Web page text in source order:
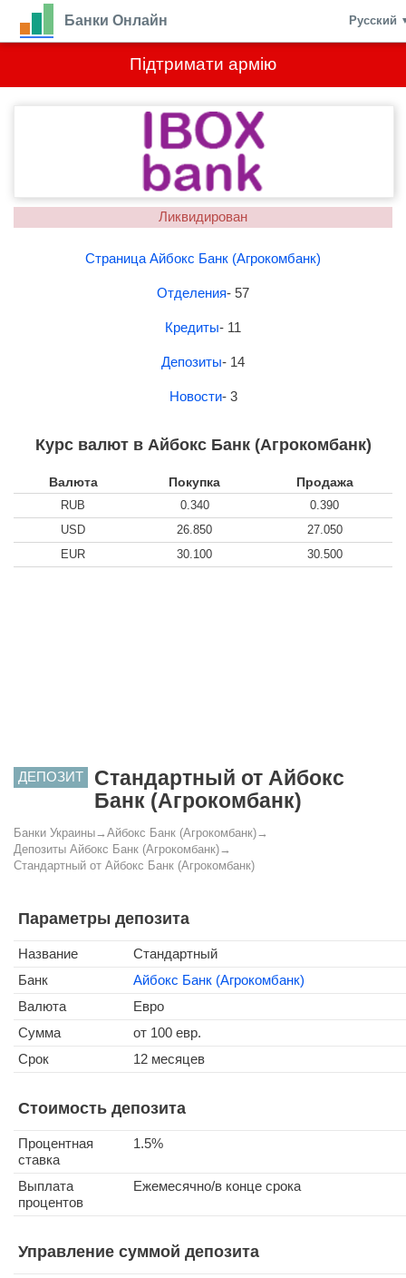
Підтримати армію
Банки Онлайн Русский
Ликвидирован
Страница Айбокс Банк (Агрокомбанк)
Отделения- 57
Кредиты- 11
Депозиты- 14
Новости- 3
Курс валют в Айбокс Банк (Агрокомбанк)
Валюта Покупка Продажа
RUB 0.340
0.390
USD
26.850
27.050
EUR
30.100 30.500
ДЕПОЗИТ
Стандартный от Айбокс
Банк (Агрокомбанк)
Банки Украины→ Айбокс Банк (Агрокомбанк)→
Депозиты Айбокс Банк (Агрокомбанк)→
Стандартный от Айбокс Банк (Агрокомбанк)
Параметры депозита
Название
Стандартный
Банк
Айбокс Банк (Агрокомбанк)
Валюта
Евро
Сумма
от 100 евр.
Срок
12 месяцев
Стоимость депозита
Процентная
ставка
1.5%
Выплата
процентов
Ежемесячно/в конце срока
Управление суммой депозита